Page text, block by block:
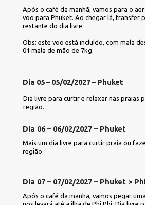
Após o café da manhã, vamos para o
voo para Phuket. Ao chegar lá, transfer
restante do dia livre.
Obs: este voo está incluído, com mala
01 mala de mão de 7kg.
Dia 05 – 05/02/2027 – Phuket
Dia livre para curtir e relaxar nas praias
região.
Dia 06 – 06/02/2027 – Phuket
Mais um dia livre para curtir praia ou
região.
Dia 07 – 07/02/2027 – Phuket >
Após o café da manhã, vamos pegar